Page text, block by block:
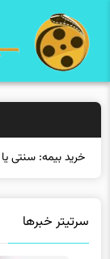
خرید بیمه: سنتی یا
سرتیتر خبرها